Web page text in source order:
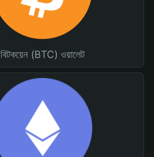
বিটকয়েন (BTC) ওয়ালেট